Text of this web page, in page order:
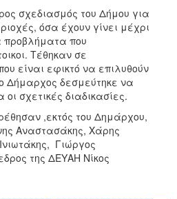
σχεδιασμός του Δήμου για
όσα έχουν γίνει μέχρι
προβλήματα που
Τέθηκαν σε
είναι εφικτό να επιλυθούν
Δήμαρχος δεσμεύτηκε να
σχετικές διαδικασίες.
,εκτός του Δημάρχου,
Αναστασάκης, Χάρης
Γιώργος
της ΔΕΥΑΗ Νίκος